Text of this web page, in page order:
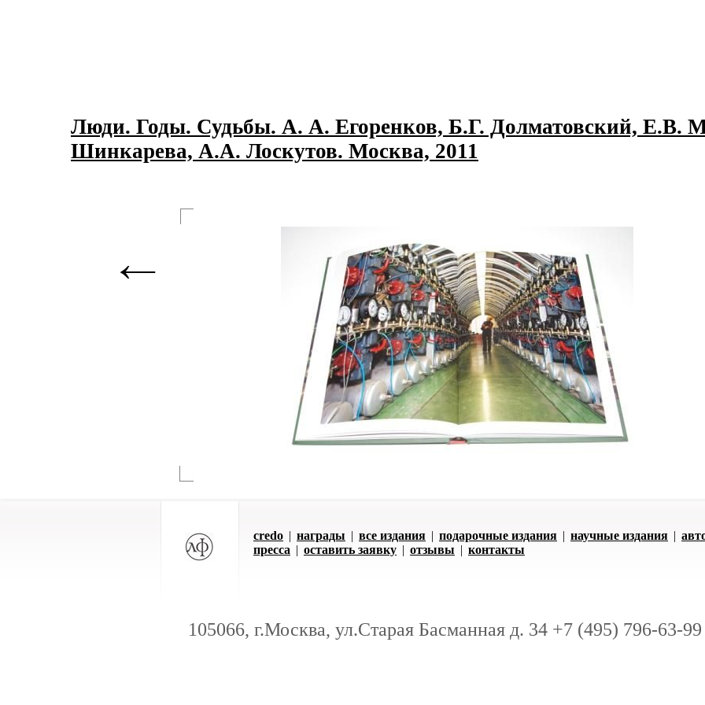
Люди. Годы. Судьбы. А. А. Егоренков, Б.Г. Долматовский, Е.В.
Шинкарева, А.А. Лоскутов. Москва, 2011
credo | награды | все издания | подарочные издания | научные издания |
пресса | оставить заявку | отзывы | контакты
105066, г.Москва, ул.Старая Басманная д. 34 +7 (495) 796-63-99